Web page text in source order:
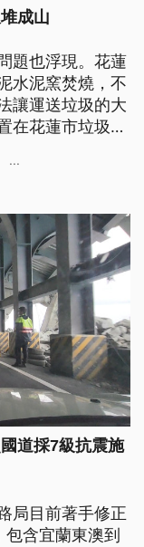
成山
題也浮現。花蓮
水泥窯焚燒，不
讓運送垃圾的大
在花蓮市垃圾
...
道採7級抗震施
局目前著手修正
包含宜蘭東澳到